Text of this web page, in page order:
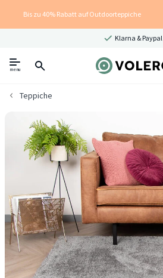
Bis zu 40% Rabatt auf Outdoorteppiche
Klarna & Paypal
menu
Teppiche